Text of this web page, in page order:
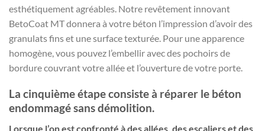
esthétiquement agréables. Notre revêtement innovant
BetoCoat MT donnera à votre béton l’impression d’avoir des
granulats fins et une surface texturée. Pour une apparence
homogène, vous pouvez l’embellir avec des pochoirs de
bordure couvrant votre allée et l’ouverture de votre porte.
La cinquième étape consiste à réparer le béton
endommagé sans démolition.
Lorsque l’on est confronté à des allées, des escaliers et des